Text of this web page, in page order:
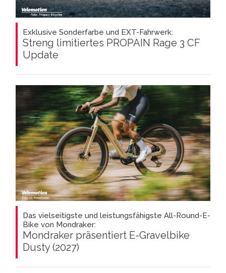
Exklusive Sonderfarbe und EXT-Fahrwerk:
Streng limitiertes PROPAIN Rage 3 CF
Update
Das vielseitigste und leistungsfähigste All-Round-E-
Bike von Mondraker:
Mondraker präsentiert E-Gravelbike
Dusty (2027)